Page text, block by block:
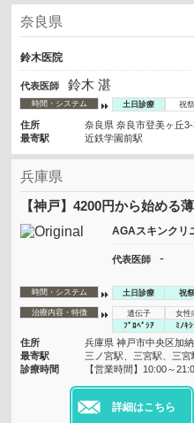
奈良県
鈴木医院
代表医師 鈴木 湛
時間・システム 土日診療 祝
住所
奈良県 奈良市登美ヶ丘3-
最寄駅
近鉄学園前駅
兵庫県
【神戸】4200円から始める
AGAスキンクリ
代表医師 -
時間・システム 土日診療 祝
治療内容・特徴 遺伝子 女性
ﾌﾟﾛﾍﾟｼｱ
ﾐﾉｷ
住所
兵庫県 神戸市中央区加
最寄駅
三ノ宮駅、三宮駅、三宮
診療時間
【営業時間】10:00～
詳細はこちら